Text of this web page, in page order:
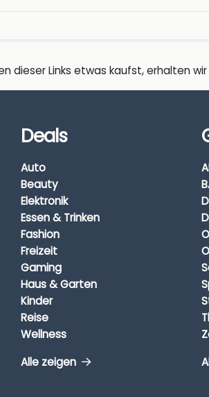
dieser Links etwas kaufst, erhalten
Deals
Auto
Beauty
Elektronik
Essen & Trinken
Fashion
Freizeit
Gaming
Haus & Garten
Kinder
Reise
Wellness
Alle zeigen